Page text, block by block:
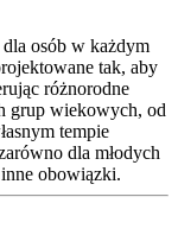
osób w każdym
tak, aby
różnorodne
grup wiekowych, od
tempie
dla młodych
obowiązki.